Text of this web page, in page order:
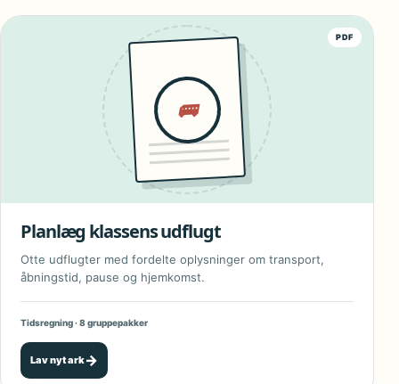
PDF
🚌
Planlæg klassens udflugt
Otte udflugter med fordelte oplysninger om transport,
åbningstid, pause og hjemkomst.
Tidsregning · 8 gruppepakker
Lav nyt ark→